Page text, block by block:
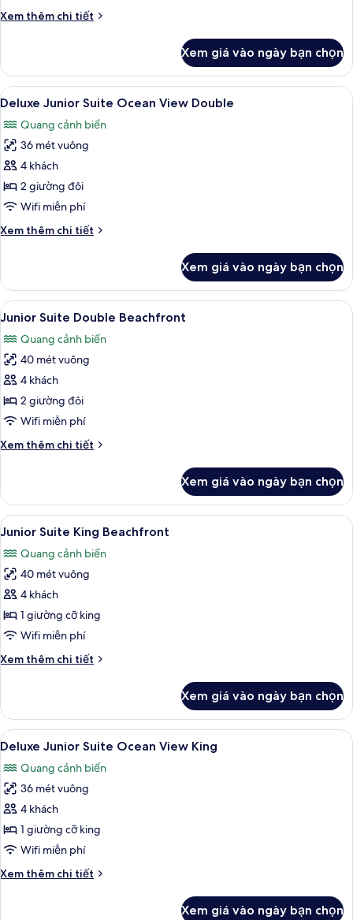
Lagoonview
Xem thêm chi tiết
Chi
Deluxe
Junior
Suite
Lagoonview
Xem giá vào ngày bạn chọn
Xem
tất
cả
ảnh
Deluxe
Junior
Suite
View
Bộ đồ giường cao cấp, minibar với
6
Deluxe Junior Suite Ocean View Double
Quang cảnh biển
36 mét vuông
4 khách
2 giường đôi
Wifi miễn phí
Xem thêm chi tiết
Chi
Deluxe
Junior
Suite
View
Double
Xem giá vào ngày bạn chọn
Xem
tất
cả
ảnh
Junior
Suite
Double
Bộ đồ giường cao cấp, minibar với
4
Junior Suite Double Beachfront
Quang cảnh biển
40 mét vuông
4 khách
2 giường đôi
Wifi miễn phí
Xem thêm chi tiết
Chi
Junior
Suite
Double
Xem giá vào ngày bạn chọn
Xem
tất
cả
ảnh
Junior
Suite
King
Bộ đồ giường cao cấp, minibar với
3
Junior Suite King Beachfront
Quang cảnh biển
40 mét vuông
4 khách
1 giường cỡ king
Wifi miễn phí
Xem thêm chi tiết
Chi
Junior
Suite
King
Xem giá vào ngày bạn chọn
Xem
tất
cả
ảnh
Deluxe
Junior
Suite
View
Bộ đồ giường cao cấp, minibar với
3
Deluxe Junior Suite Ocean View King
Quang cảnh biển
36 mét vuông
4 khách
1 giường cỡ king
Wifi miễn phí
Xem thêm chi tiết
Chi
Xem giá vào ngày bạn chọn